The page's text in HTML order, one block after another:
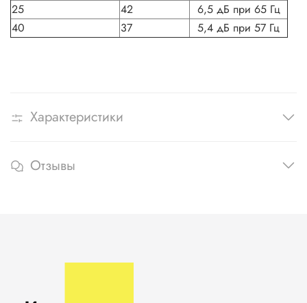
25
42
6,5 дБ при 65 Гц
40
37 5,4 дБ при 57 Гц
Характеристики
Отзывы